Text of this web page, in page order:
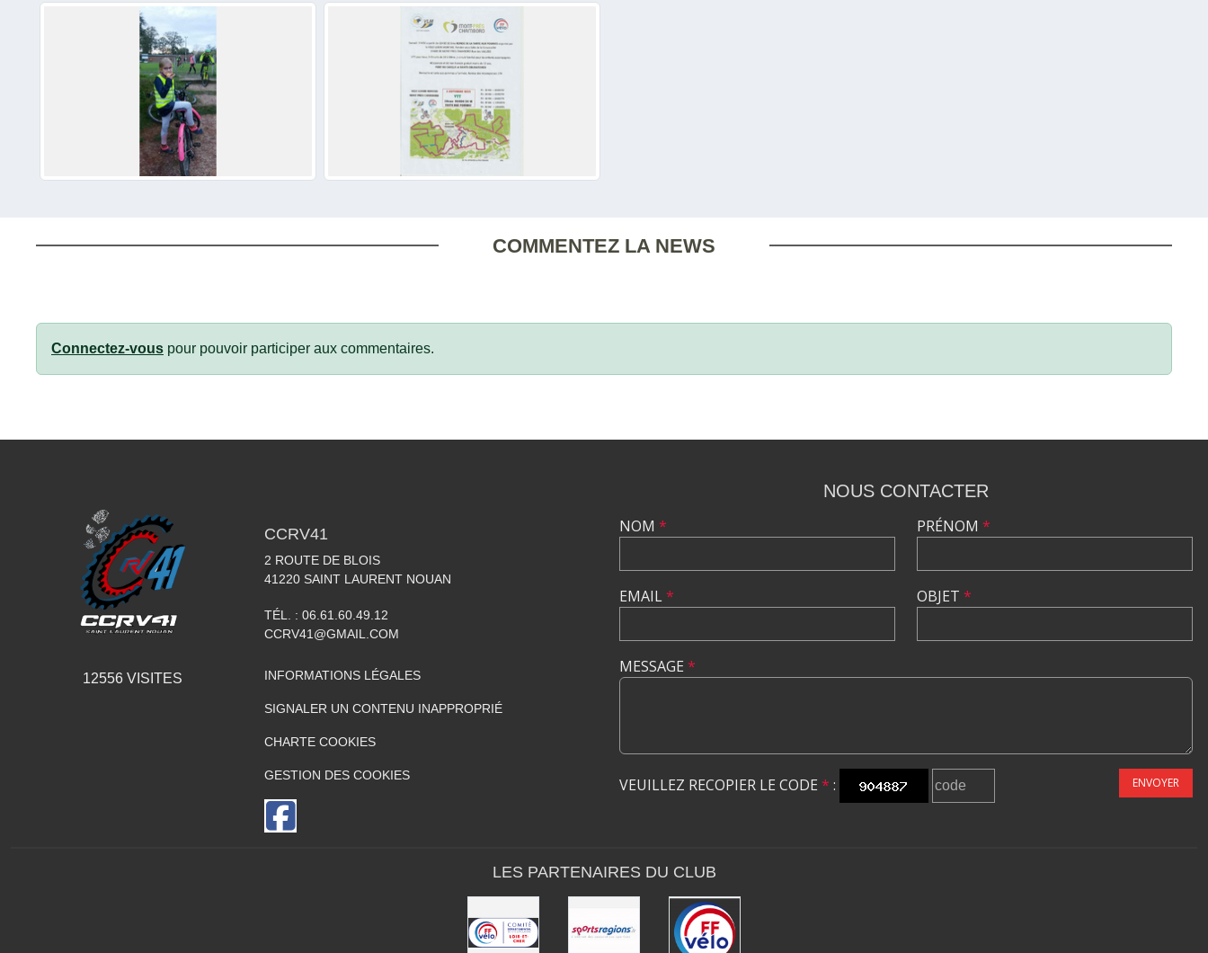
COMMENTEZ LA NEWS
Connectez-vous pour pouvoir participer aux commentaires.
12556VISITES
CCRV41
2 ROUTE DE BLOIS
41220 SAINT LAURENT NOUAN
TÉL. : 06.61.60.49.12
CCRV41@GMAIL.COM
INFORMATIONS LÉGALES
SIGNALER UN CONTENU INAPPROPRIÉ
CHARTE COOKIES
GESTION DES COOKIES
NOUS CONTACTER
NOM *
EMAIL*
PRÉNOM *
OBJET *
MESSAGE *
VEUILLEZ RECOPIER LE CODE * : ENVOYER
LES PARTENAIRES DU CLUB